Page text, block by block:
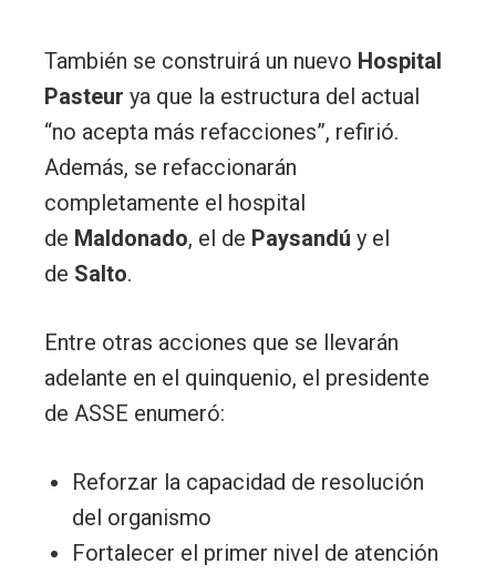
También se construirá un nuevo Hospital
Pasteur ya que la estructura del actual
“no acepta más refacciones”, refirió.
Además, se refaccionarán
completamente el hospital
de Maldonado, el de Paysandú y el
de Salto.
Entre otras acciones que se llevarán
adelante en el quinquenio, el presidente
de ASSE enumeró:
Reforzar la capacidad de resolución
del organismo
Fortalecer el primer nivel de atención